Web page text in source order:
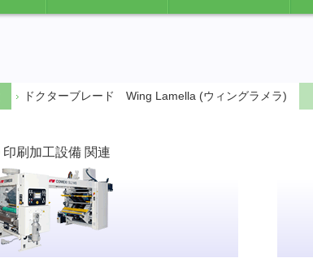
ドクターブレード Wing Lamella (ウィングラメラ)
印刷加工設備 関連